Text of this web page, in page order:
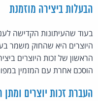
הבעלות ביצירה מוזמנת
בעוד שהעיתונות הקדישה
היוצרים היא שהחוק משמר
הראשון של זכות היוצרים
הוסכם אחרת עם המזמין
העברת זכות יוצרים ומתן